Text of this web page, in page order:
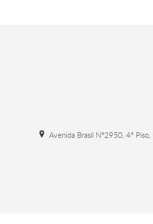
Avenida Brasil N°2950, 4° Piso,